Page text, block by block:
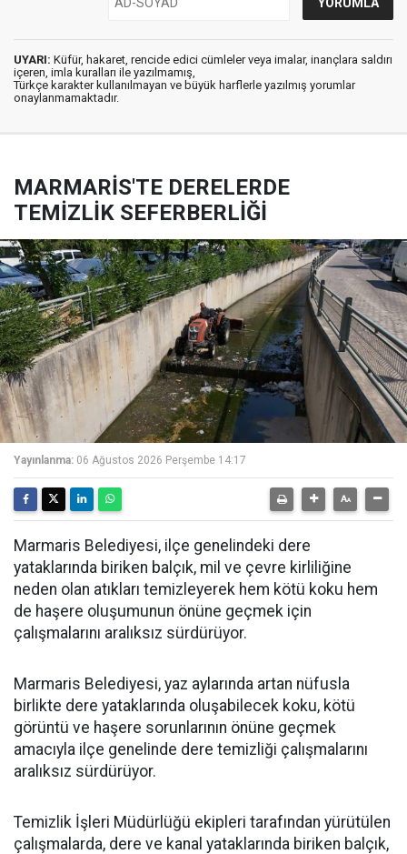
UYARI: Küfür, hakaret, rencide edici cümleler veya imalar, inançlara saldırı
içeren, imla kuralları ile yazılmamış,
Türkçe karakter kullanılmayan ve büyük harflerle yazılmış yorumlar
onaylanmamaktadır.
MARMARİS'TE DERELERDE
TEMİZLİK SEFERBERLİĞİ
Yayınlanma: 06 Ağustos 2026 Perşembe 14:17
Marmaris Belediyesi, ilçe genelindeki dere
yataklarında biriken balçık, mil ve çevre kirliliğine
neden olan atıkları temizleyerek hem kötü koku hem
de haşere oluşumunun önüne geçmek için
çalışmalarını aralıksız sürdürüyor.
Marmaris Belediyesi, yaz aylarında artan nüfusla
birlikte dere yataklarında oluşabilecek koku, kötü
görüntü ve haşere sorunlarının önüne geçmek
amacıyla ilçe genelinde dere temizliği çalışmalarını
aralıksız sürdürüyor.
Temizlik İşleri Müdürlüğü ekipleri tarafından yürütülen
çalışmalarda, dere ve kanal yataklarında biriken balçık,